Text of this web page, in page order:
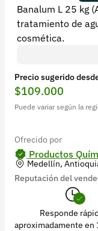
Banalum L 25 kg
tratamiento de
cosmética.
Precio sugerido
$109.000
Puede variar según la
Ofrecido por
Productos
Medellín,
Reputación del
Responde
aproximadamente en
+57 323 2931928
contacto@croper.com
© 2026 Croper.com
Versión 5.44.0
Síguenos